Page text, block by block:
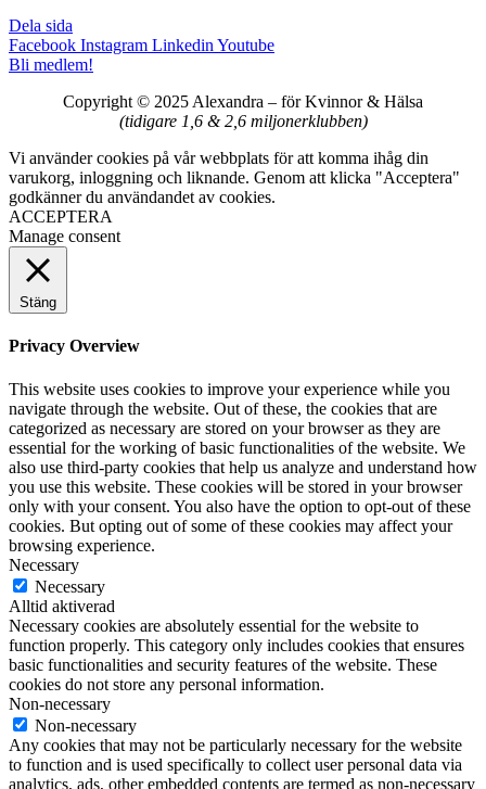
Dela sida
Facebook Instagram Linkedin Youtube
Bli medlem!
Copyright © 2025 Alexandra – för Kvinnor & Hälsa
(tidigare 1,6 & 2,6 miljonerklubben)
Vi använder cookies på vår webbplats för att komma ihåg din
varukorg, inloggning och liknande. Genom att klicka "Acceptera"
godkänner du användandet av cookies.
ACCEPTERA
Manage consent
Stäng
Privacy Overview
This website uses cookies to improve your experience while you
navigate through the website. Out of these, the cookies that are
categorized as necessary are stored on your browser as they are
essential for the working of basic functionalities of the website. We
also use third-party cookies that help us analyze and understand how
you use this website. These cookies will be stored in your browser
only with your consent. You also have the option to opt-out of these
cookies. But opting out of some of these cookies may affect your
browsing experience.
Necessary
Necessary
Alltid aktiverad
Necessary cookies are absolutely essential for the website to
function properly. This category only includes cookies that ensures
basic functionalities and security features of the website. These
cookies do not store any personal information.
Non-necessary
Non-necessary
Any cookies that may not be particularly necessary for the website
to function and is used specifically to collect user personal data via
analytics, ads, other embedded contents are termed as non-necessary